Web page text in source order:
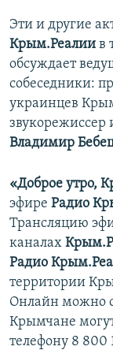
Эти и другие
Крым.Реалии в
обсуждает
собеседники:
украинцев
Владимир
«Доброе утро,
эфире Радио
Трансляцию
каналах
Радио
территории
Онлайн можно
Крымчане
телефону 8 800